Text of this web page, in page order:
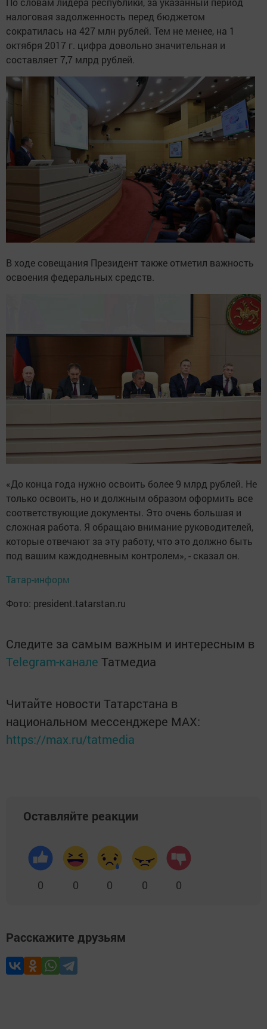
налоговая задолженность перед бюджетом
сократилась на 427 млн рублей. Тем не менее, на 1
октября 2017 г. цифра довольно значительная и
составляет 7,7 млрд рублей.
В ходе совещания Президент также отметил важность
освоения федеральных средств.
«До конца года нужно освоить более 9 млрд рублей. Не
только освоить, но и должным образом оформить все
соответствующие документы. Это очень большая и
сложная работа. Я обращаю внимание руководителей,
которые отвечают за эту работу, что это должно быть
под вашим каждодневным контролем», - сказал он.
Татар-информ
Фото: president.tatarstan.ru
Следите за самым важным и интересным в
Telegram-канале Татмедиа
Читайте новости Татарстана в
национальном мессенджере MАХ:
https://max.ru/tatmedia
Оставляйте реакции
0 0 0 0 0
Расскажите друзьям